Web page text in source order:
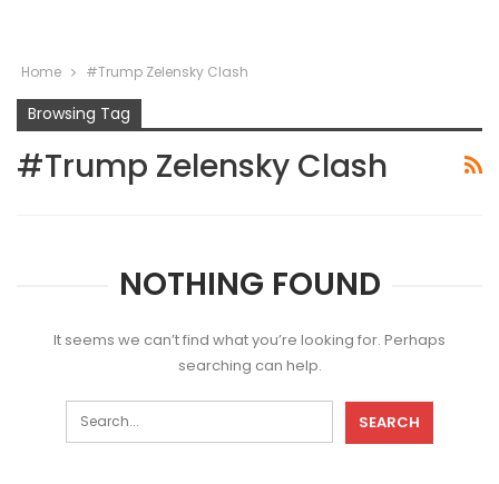
Home #Trump Zelensky Clash
Browsing Tag
#Trump Zelensky Clash
NOTHING FOUND
It seems we can’t find what you’re looking for. Perhaps
searching can help.